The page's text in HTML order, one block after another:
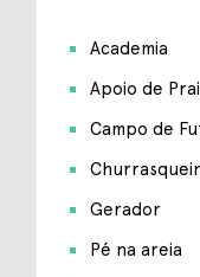
Academia
Apoio de
Campo de
Gerador
Pé na areia